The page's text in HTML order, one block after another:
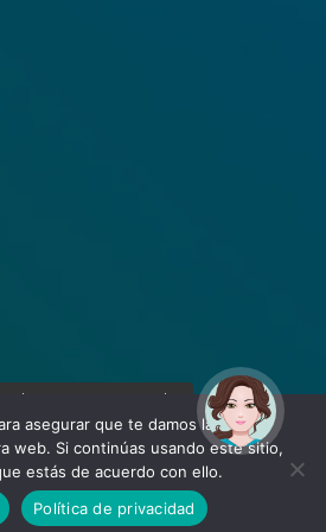
asegurar que te damos la mejor
web. Si continúas usando este sitio,
estás de acuerdo con ello.
Política de privacidad
¡Hola! Soy Noy. ¿Puedo
ayudarte?